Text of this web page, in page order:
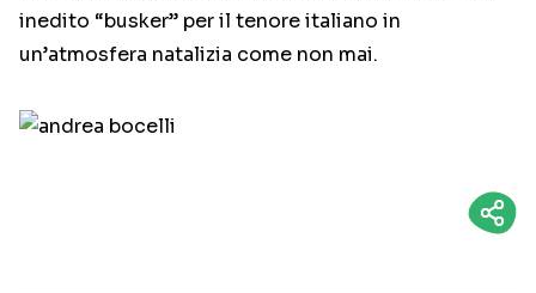
inedito “busker” per il tenore italiano in
un’atmosfera natalizia come non mai.